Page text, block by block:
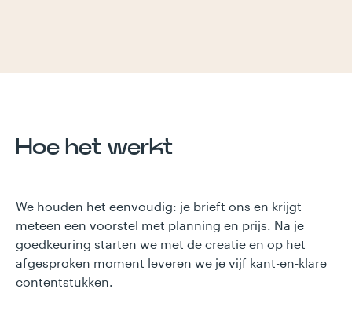
Hoe het werkt
We houden het eenvoudig: je brieft ons en krijgt
meteen een voorstel met planning en prijs. Na je
goedkeuring starten we met de creatie en op het
afgesproken moment leveren we je vijf kant-en-klare
contentstukken.